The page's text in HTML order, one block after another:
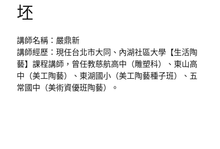
坯
講師名稱：嚴鼎新
講師經歷：現任台北市大同、內湖社區大學【生活陶
藝】課程講師，曾任教慈航高中（雕塑科）、東山高
中（美工陶藝）、東湖國小（美工陶藝種子班）、五
常國中（美術資優班陶藝）。